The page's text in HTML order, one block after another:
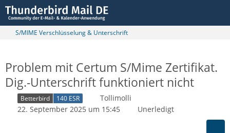
S/MIME Verschlüsselung & Unterschrift
Problem mit Certum S/Mime Zertifikat.
Dig.-Unterschrift funktioniert nicht
Betterbird 140 ESR
Tollimolli
22. September 2025 um 15:45
Unerledigt